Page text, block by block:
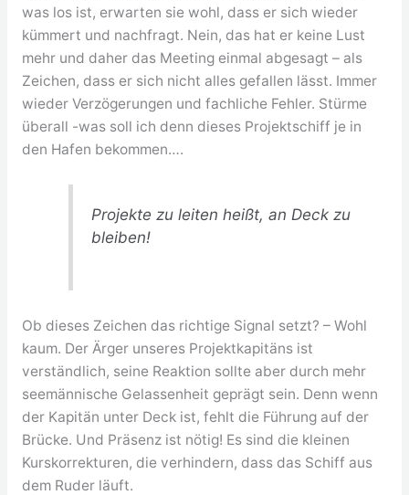
was los ist, erwarten sie wohl, dass er sich wieder
kümmert und nachfragt. Nein, das hat er keine Lust
mehr und daher das Meeting einmal abgesagt – als
Zeichen, dass er sich nicht alles gefallen lässt. Immer
wieder Verzögerungen und fachliche Fehler. Stürme
überall -was soll ich denn dieses Projektschiff je in
den Hafen bekommen….
Projekte zu leiten heißt, an Deck zu
bleiben!
Ob dieses Zeichen das richtige Signal setzt? – Wohl
kaum. Der Ärger unseres Projektkapitäns ist
verständlich, seine Reaktion sollte aber durch mehr
seemännische Gelassenheit geprägt sein. Denn wenn
der Kapitän unter Deck ist, fehlt die Führung auf der
Brücke. Und Präsenz ist nötig! Es sind die kleinen
Kurskorrekturen, die verhindern, dass das Schiff aus
dem Ruder läuft.